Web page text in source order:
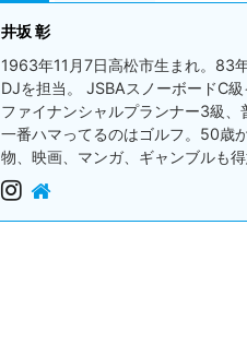
井坂 彰
1963年11月7日高松市生まれ。83
DJを担当。 JSBAスノーボードC
ファイナンシャルプランナー3級、
一番ハマってるのはゴルフ。50歳
物、映画、マンガ、ギャンブルも得